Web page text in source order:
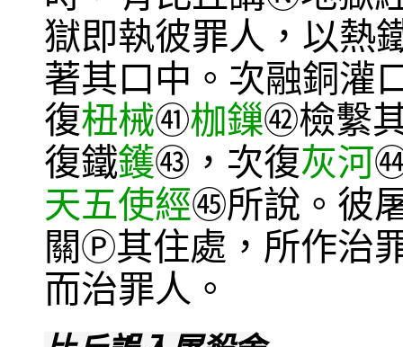
獄即執彼罪人，以熱
著其口中。次融銅灌
復杻械㊶枷鏁㊷檢繫
復鐵鑊㊸ ，次復灰河
天五使經㊺所說。彼
關Ⓟ其住處，所作治
而治罪人。